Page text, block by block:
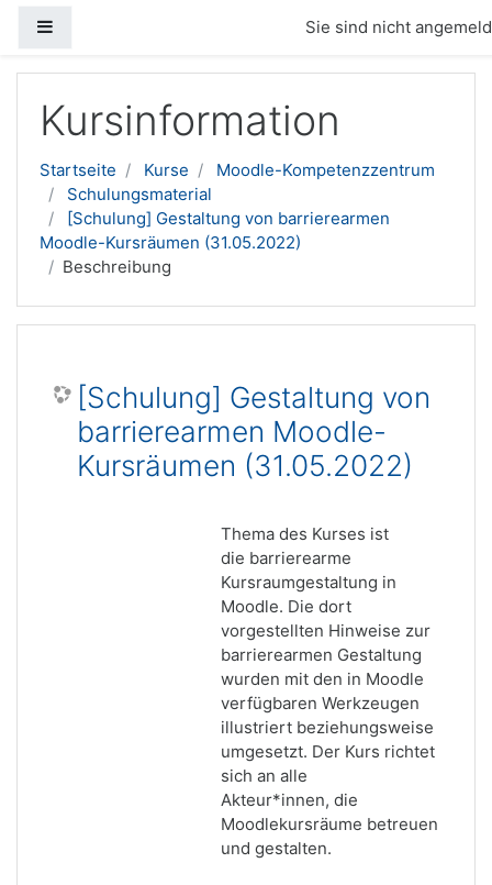
Sie sind nicht
Kursinformation
Startseite Kurse
Moodle-Kompetenzzentrum
Schulungsmaterial
[Schulung] Gestaltung von barrierearmen
Moodle-Kursräumen (31.05.2022)
Beschreibung
[Schulung] Gestaltung von
barrierearmen Moodle-
Kursräumen (31.05.2022)
Thema des Kurses ist
die barrierearme
Kursraumgestaltung in
Moodle. Die dort
vorgestellten Hinweise zur
barrierearmen Gestaltung
wurden mit den in Moodle
verfügbaren Werkzeugen
illustriert beziehungsweise
umgesetzt. Der Kurs richtet
sich an alle
Akteur*innen, die
Moodlekursräume betreuen
und gestalten.